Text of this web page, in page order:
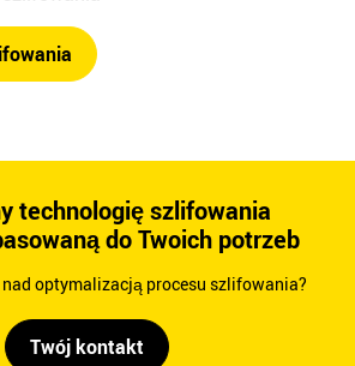
technologię szlifowania
do Twoich potrzeb
optymalizacją procesu szlifowania?
Twój kontakt